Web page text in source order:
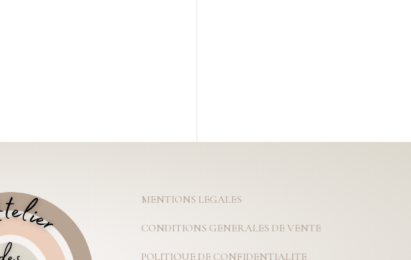
MENTIONS LEGALES
CONDITIONS GENERALES DE VENTE
POLITIQUE DE CONFIDENTIALITE